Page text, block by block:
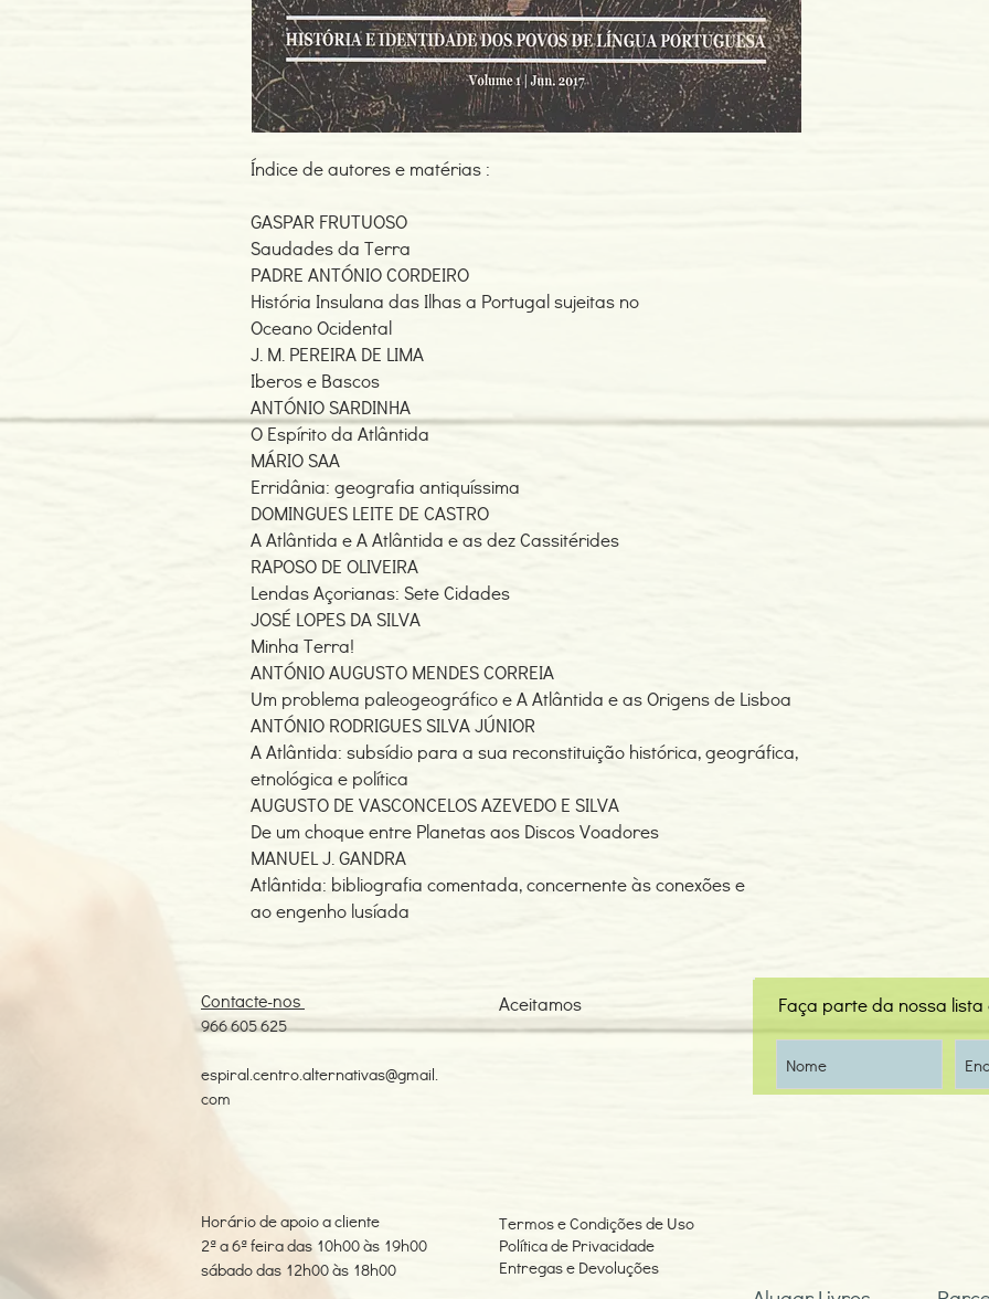
Índice de autores e matérias :
GASPAR FRUTUOSO
Saudades da Terra
PADRE ANTÓNIO CORDEIRO
História Insulana das Ilhas a Portugal sujeitas no
Oceano Ocidental
J. M. PEREIRA DE LIMA
Iberos e Bascos
ANTÓNIO SARDINHA
O Espírito da Atlântida
MÁRIO SAA
Erridânia: geografia antiquíssima
DOMINGUES LEITE DE CASTRO
A Atlântida e A Atlântida e as dez Cassitérides
RAPOSO DE OLIVEIRA
Lendas Açorianas: Sete Cidades
JOSÉ LOPES DA SILVA
Minha Terra!
ANTÓNIO AUGUSTO MENDES CORREIA
Um problema paleogeográfico e A Atlântida e as Origens de Lisboa
ANTÓNIO RODRIGUES SILVA JÚNIOR
A Atlântida: subsídio para a sua reconstituição histórica, geográfica,
etnológica e política
AUGUSTO DE VASCONCELOS AZEVEDO E SILVA
De um choque entre Planetas aos Discos Voadores
MANUEL J. GANDRA
Atlântida: bibliografia comentada, concernente às conexões e
ao engenho lusíada
Contacte-nos
966 605 625
espiral.centro.alternativas@gmail.
com
Aceitamos Faça parte da nossa lista
Horário de apoio a cliente
2ª a 6ª feira das 10h00 às 19h00
sábado das 12h00 às 18h00
Termos e Condições de Uso
Política de Privacidade
Entregas e Devoluções